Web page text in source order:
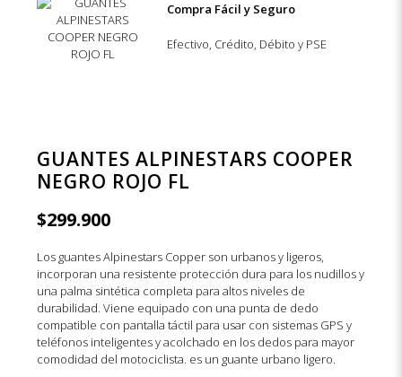
Compra Fácil y Seguro
Efectivo, Crédito, Débito y PSE
GUANTES ALPINESTARS COOPER
NEGRO ROJO FL
$299.900
Los guantes Alpinestars Copper son urbanos y ligeros,
incorporan una resistente protección dura para los nudillos y
una palma sintética completa para altos niveles de
durabilidad. Viene equipado con una punta de dedo
compatible con pantalla táctil para usar con sistemas GPS y
teléfonos inteligentes y acolchado en los dedos para mayor
comodidad del motociclista. es un guante urbano ligero.